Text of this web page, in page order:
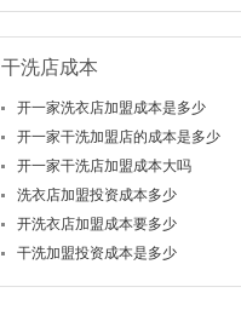
干洗店成本
开一家洗衣店加盟成本是多少
开一家干洗加盟店的成本是多少
开一家干洗店加盟成本大吗
洗衣店加盟投资成本多少
开洗衣店加盟成本要多少
干洗加盟投资成本是多少